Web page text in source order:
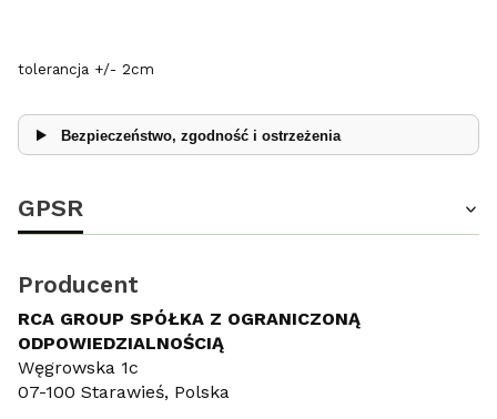
tolerancja +/- 2cm
Bezpieczeństwo, zgodność i ostrzeżenia
GPSR
Producent
RCA GROUP SPÓŁKA Z OGRANICZONĄ
ODPOWIEDZIALNOŚCIĄ
Węgrowska 1c
07-100 Starawieś, Polska